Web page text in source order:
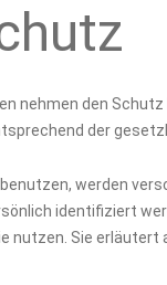
nehmen den
der
werden
identifiziert
nutzen. Sie erläutert